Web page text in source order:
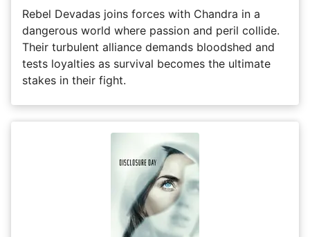
Rebel Devadas joins forces with Chandra in a
dangerous world where passion and peril collide.
Their turbulent alliance demands bloodshed and
tests loyalties as survival becomes the ultimate
stakes in their fight.